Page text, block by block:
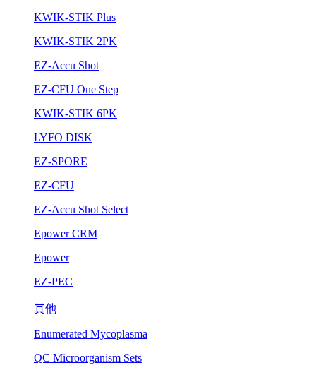
KWIK-STIK Plus
KWIK-STIK 2PK
EZ-Accu Shot
EZ-CFU One Step
KWIK-STIK 6PK
LYFO DISK
EZ-SPORE
EZ-CFU
EZ-Accu Shot Select
Epower CRM
Epower
EZ-PEC
其他
Enumerated Mycoplasma
QC Microorganism Sets